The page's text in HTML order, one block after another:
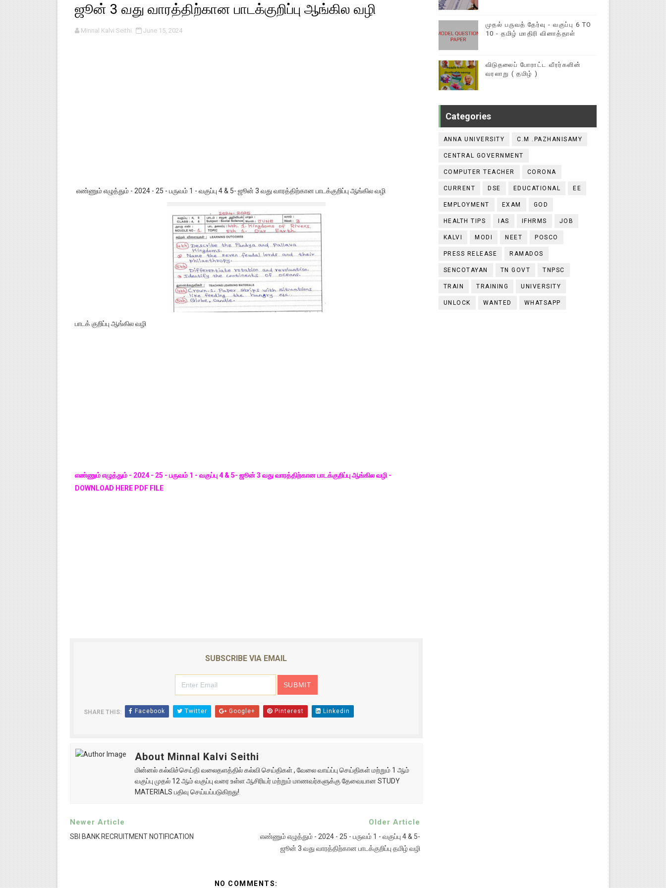
பள்ளி காலை வழிபாட்டுச் செயல்பாடுகள் - டிசம்பர் 17
குழந்தைகள் பாதுகாப்பு அலகில் வேலை வாய்ப்பு ( டிச 18 )
ஜூன் 3 வது வாரத்திற்கான பாடக்குறிப்பு ஆங்கில வழி
Minnal Kalvi Seithi June 15, 2024
எண்ணும் எழுத்தும் - 2024 - 25 - பருவம் 1 - வகுப்பு 4 & 5- ஜூன் 3 வது வாரத்திற்கான பாடக்குறிப்பு ஆங்கில வழி
பாடக் குறிப்பு ஆங்கில வழி
எண்ணும் எழுத்தும் - 2024 - 25 - பருவம் 1 - வகுப்பு 4 & 5- ஜூன் 3 வது வாரத்திற்கான பாடக்குறிப்பு ஆங்கில வழி -
DOWNLOAD HERE PDF FILE
SUBSCRIBE VIA EMAIL
SHARE THIS: Facebook Twitter Google+ Pinterest Linkedin
About Minnal Kalvi Seithi
மின்னல் கல்விச்செய்தி வலைதளத்தில் கல்வி செய்திகள் , வேலை வாய்ப்பு செய்திகள் மற்றும் 1 ஆம்
வகுப்பு முதல் 12 ஆம் வகுப்பு வரை உள்ள ஆசிரியர் மற்றும் மாணவர்களுக்கு தேவையான STUDY
MATERIALS பதிவு செய்யப்படுகிறது!
Newer Article
SBI BANK RECRUITMENT NOTIFICATION
Older Article
எண்ணும் எழுத்தும் - 2024 - 25 - பருவம் 1 - வகுப்பு 4 & 5-
ஜூன் 3 வது வாரத்திற்கான பாடக்குறிப்பு தமிழ் வழி
NO COMMENTS:
முதல் பருவத் தேர்வு - வகுப்பு 6 TO
10 - தமிழ் மாதிரி வினாத்தாள்
விடுதலைப் போராட்ட வீரர்களின்
வரலாறு ( தமிழ் )
Categories
ANNA UNIVERSITY C.M .PAZHANISAMY
CENTRAL GOVERNMENT
COMPUTER TEACHER CORONA
CURRENT DSE EDUCATIONAL EE
EMPLOYMENT EXAM GOD
HEALTH TIPS IAS IFHRMS JOB
KALVI MODI NEET POSCO
PRESS RELEASE RAMADOS
SENCOTAYAN TN GOVT TNPSC
TRAIN TRAINING UNIVERSITY
UNLOCK WANTED WHATSAPP